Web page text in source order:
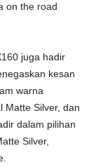
on the road
juga hadir
kesan
warna
Matte Silver, dan
dalam pilihan
Silver,